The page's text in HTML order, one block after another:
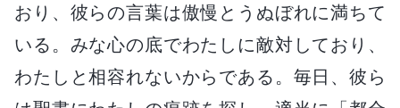
おり、彼らの言葉は傲慢とうぬぼれに満ちて
いる。みな心の底でわたしに敵対しており、
わたしと相容れないからである。毎日、彼ら